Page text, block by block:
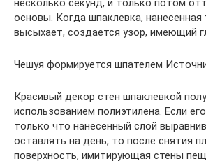
несколько секунд, и только потом
основы. Когда шпаклевка,
высыхает, создается узор, имеющий
Чешуя формируется шпателем
Красивый декор стен шпаклевкой
использованием полиэтилена. Если
только что нанесенный слой
оставлять на день, то после снятия
поверхность, имитирующая стены